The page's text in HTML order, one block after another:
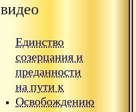
видео
Единство
созерцания и
преданности
на пути к
Освобождению